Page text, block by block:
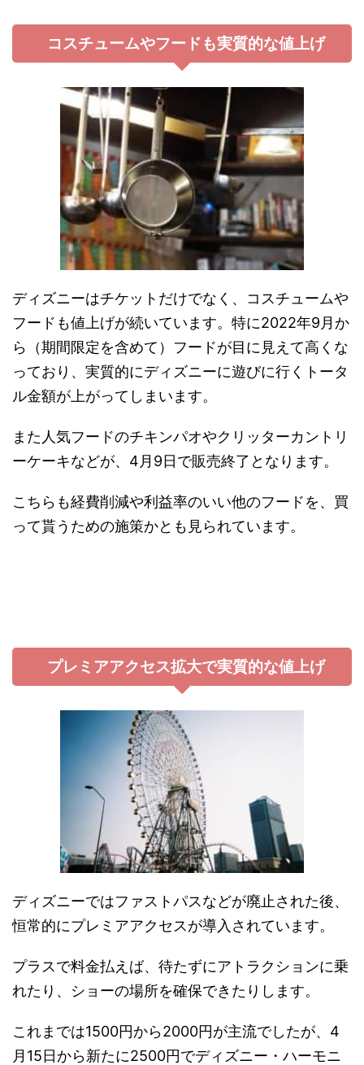
コスチュームやフードも実質的な値上げ
ディズニーはチケットだけでなく、コスチュームや
フードも値上げが続いています。特に2022年9月か
ら（期間限定を含めて）フードが目に見えて高くな
っており、実質的にディズニーに遊びに行くトータ
ル金額が上がってしまいます。
また人気フードのチキンパオやクリッターカントリ
ーケーキなどが、4月9日で販売終了となります。
こちらも経費削減や利益率のいい他のフードを、買
って貰うための施策かとも見られています。
プレミアアクセス拡大で実質的な値上げ
ディズニーではファストパスなどが廃止された後、
恒常的にプレミアアクセスが導入されています。
プラスで料金払えば、待たずにアトラクションに乗
れたり、ショーの場所を確保できたりします。
これまでは1500円から2000円が主流でしたが、4
月15日から新たに2500円でディズニー・ハーモニ